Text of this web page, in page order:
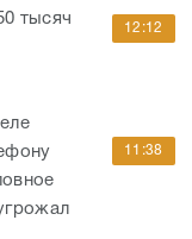
тысяч
12:12
11:38